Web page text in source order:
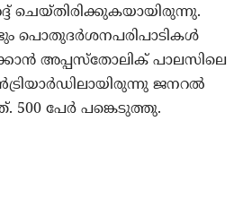
ചെയ്തിരിക്കുകയായിരുന്നു.
പൊതുദര്‍ശനപരിപാടികള്‍
അപ്പസ്‌തോലിക് പാലസിലെ
ജനറല്‍
പേര്‍ പങ്കെടുത്തു.